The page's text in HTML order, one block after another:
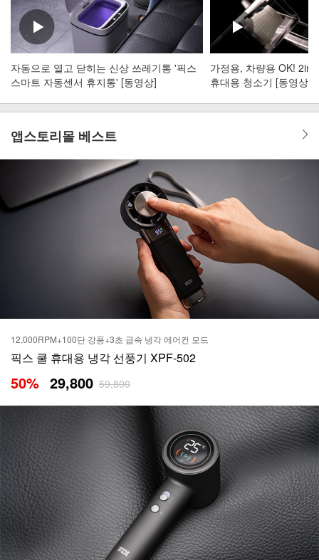
자동으로 열고 닫히는 신상 쓰레기통 '픽스
스마트 자동센서 휴지통' [동영상]
가정용, 차량용 OK!
휴대용 청소기 [동영상]
앱스토리몰 베스트
12,000RPM+100단 강풍+3초 급속 냉각 에어컨 모드
픽스 쿨 휴대용 냉각 선풍기 XPF-502
50% 29,800 59,800